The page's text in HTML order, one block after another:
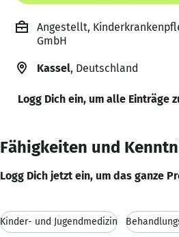
Angestellt,
GmbH
Kassel, Deutschland
Logg Dich ein, um alle Einträge
Fähigkeiten und
Logg Dich jetzt ein, um das ganze
Kinder- und Jugendmedizin